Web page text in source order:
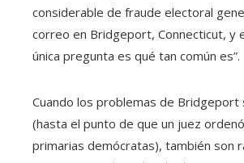
considerable de fraude electoral
correo en Bridgeport, Connecticut, y
única pregunta es qué tan común es”.
Cuando los problemas de Bridgeport
(hasta el punto de que un juez
primarias demócratas), también son